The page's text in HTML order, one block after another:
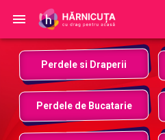
Perdele si Draperii
Perdele de Bucatarie